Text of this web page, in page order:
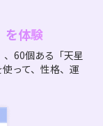
を体験
60個ある「天星
って、性格、運